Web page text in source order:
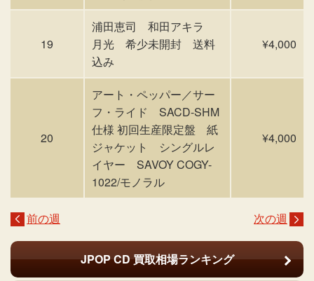
19
浦田恵司 和田アキラ
月光 希少未開封 送料
込み
¥4,000
20
アート・ペッパー／サー
フ・ライド SACD-SHM
仕様 初回生産限定盤 紙
ジャケット シングルレ
イヤー SAVOY COGY-
1022/モノラル
¥4,000
前の週 次の週
JPOP CD買取相場ランキング